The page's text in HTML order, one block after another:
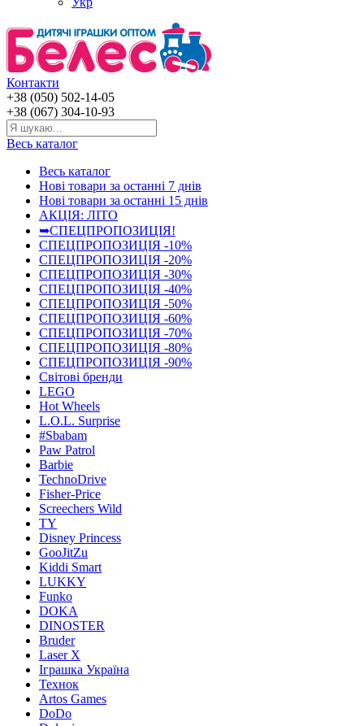
Контакти
+38 (050) 502-14-05
+38 (067) 304-10-93
Весь каталог
Весь каталог
Нові товари за останнi 7 днiв
Нові товари за останнi 15 днiв
АКЦІЯ: ЛІТО
➥СПЕЦПРОПОЗИЦІЯ!
СПЕЦПРОПОЗИЦІЯ -10%
СПЕЦПРОПОЗИЦІЯ -20%
СПЕЦПРОПОЗИЦІЯ -30%
СПЕЦПРОПОЗИЦІЯ -40%
СПЕЦПРОПОЗИЦІЯ -50%
СПЕЦПРОПОЗИЦІЯ -60%
СПЕЦПРОПОЗИЦІЯ -70%
СПЕЦПРОПОЗИЦІЯ -80%
СПЕЦПРОПОЗИЦІЯ -90%
Світові бренди
LEGO
Hot Wheels
L.O.L. Surprise
#Sbabam
Paw Patrol
Barbie
TechnoDrive
Fisher-Price
Screechers Wild
TY
Disney Princess
GooJitZu
Kiddi Smart
LUKKY
Funko
DOKA
DINOSTER
Bruder
Laser X
Іграшка Україна
Технок
Artos Games
DoDo